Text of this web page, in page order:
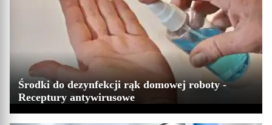
Środki do dezynfekcji rąk domowej roboty -
Receptury antywirusowe